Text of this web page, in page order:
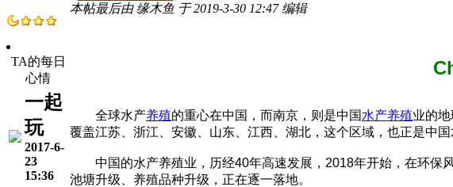
TA的每日
心情
一起
玩
2017-6-
23
15:36
本帖最后由 缘木鱼 于 2019-3-30 12:47 编辑
全球水产养殖的重心在中国，而南京，则是中国水产养殖业的
覆盖江苏、浙江、安徽、山东、江西、湖北，这个区域，也正是中
中国的水产养殖业，历经40年高速发展，2018年开始，在环保
池塘升级、养殖品种升级，正在逐一落地。